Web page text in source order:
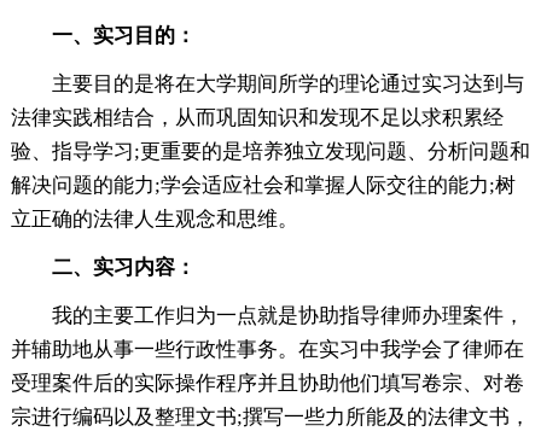
一、实习目的：
主要目的是将在大学期间所学的理论通过实习达到与
法律实践相结合，从而巩固知识和发现不足以求积累经
验、指导学习;更重要的是培养独立发现问题、分析问题和
解决问题的能力;学会适应社会和掌握人际交往的能力;树
立正确的法律人生观念和思维。
二、实习内容：
我的主要工作归为一点就是协助指导律师办理案件，
并辅助地从事一些行政性事务。在实习中我学会了律师在
受理案件后的实际操作程序并且协助他们填写卷宗、对卷
宗进行编码以及整理文书;撰写一些力所能及的法律文书，